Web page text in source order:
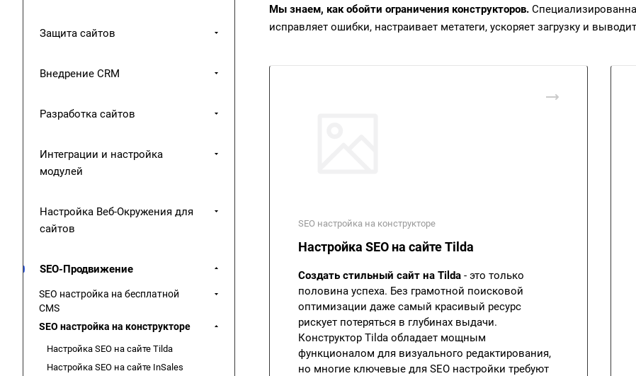
Мы знаем, как обойти ограничения конструкторов.
исправляет ошибки, настраивает метатеги, ускоряет загрузку и
SEO настройка на конструкторе
Настройка SEO на сайте Tilda
Создать стильный сайт на Tilda - это только
половина успеха. Без грамотной поисковой
оптимизации даже самый красивый ресурс
рискует потеряться в глубинах выдачи.
Конструктор Tilda обладает мощным
функционалом для визуального редактирования,
но многие ключевые для SEO настройки требуют
Защита сайтов
Внедрение CRM
Разработка сайтов
Интеграции и настройка
модулей
Настройка Веб-Окружения для
сайтов
SEO-Продвижение
SEO настройка на бесплатной
CMS
SEO настройка на конструкторе
Настройка SEO на сайте Tilda
Настройка SEO на сайте InSales